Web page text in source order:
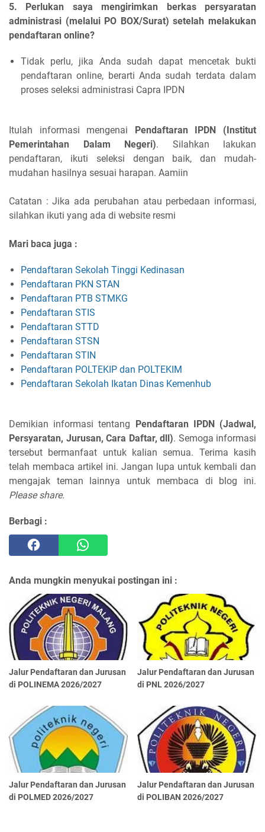
5. Perlukan saya mengirimkan berkas persyaratan
administrasi (melalui PO BOX/Surat) setelah melakukan
pendaftaran online?
Tidak perlu, jika Anda sudah dapat mencetak bukti
pendaftaran online, berarti Anda sudah terdata dalam
proses seleksi administrasi Capra IPDN
Itulah informasi mengenai Pendaftaran IPDN (Institut
Pemerintahan Dalam Negeri). Silahkan lakukan
pendaftaran, ikuti seleksi dengan baik, dan mudah-
mudahan hasilnya sesuai harapan. Aamiin
Catatan : Jika ada perubahan atau perbedaan informasi,
silahkan ikuti yang ada di website resmi
Mari baca juga :
Pendaftaran Sekolah Tinggi Kedinasan
Pendaftaran PKN STAN
Pendaftaran PTB STMKG
Pendaftaran STIS
Pendaftaran STTD
Pendaftaran STSN
Pendaftaran STIN
Pendaftaran POLTEKIP dan POLTEKIM
Pendaftaran Sekolah Ikatan Dinas Kemenhub
Demikian informasi tentang Pendaftaran IPDN (Jadwal,
Persyaratan, Jurusan, Cara Daftar, dll). Semoga informasi
tersebut bermanfaat untuk kalian semua. Terima kasih
telah membaca artikel ini. Jangan lupa untuk kembali dan
mengajak teman lainnya untuk membaca di blog ini.
Please share.
Berbagi :
Anda mungkin menyukai postingan ini :
Jalur Pendaftaran dan Jurusan
di POLINEMA 2026/2027
Jalur Pendaftaran dan Jurusan
di PNL 2026/2027
Jalur Pendaftaran dan Jurusan
di POLMED 2026/2027
Jalur Pendaftaran dan Jurusan
di POLIBAN 2026/2027